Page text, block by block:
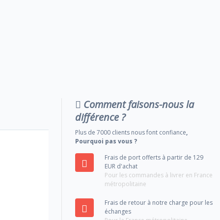
Comment faisons-nous la
différence ?
Plus de 7000 clients nous font confiance,
Pourquoi pas vous ?
Frais de port offerts à partir de 129
EUR d'achat
Pour les commandes à livrer en France
métropolitaine
Frais de retour à notre charge pour les
échanges